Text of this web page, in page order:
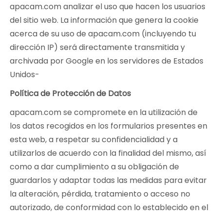
apacam.com analizar el uso que hacen los usuarios
del sitio web. La información que genera la cookie
acerca de su uso de apacam.com (incluyendo tu
dirección IP) será directamente transmitida y
archivada por Google en los servidores de Estados
Unidos-
Política de Protección de Datos
apacam.com se compromete en la utilización de
los datos recogidos en los formularios presentes en
esta web, a respetar su confidencialidad y a
utilizarlos de acuerdo con la finalidad del mismo, así
como a dar cumplimiento a su obligación de
guardarlos y adaptar todas las medidas para evitar
la alteración, pérdida, tratamiento o acceso no
autorizado, de conformidad con lo establecido en el